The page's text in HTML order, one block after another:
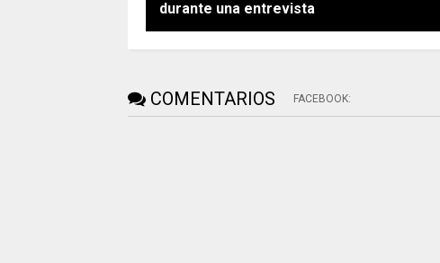
durante una entrevista
COMENTARIOS FACEBOOK: